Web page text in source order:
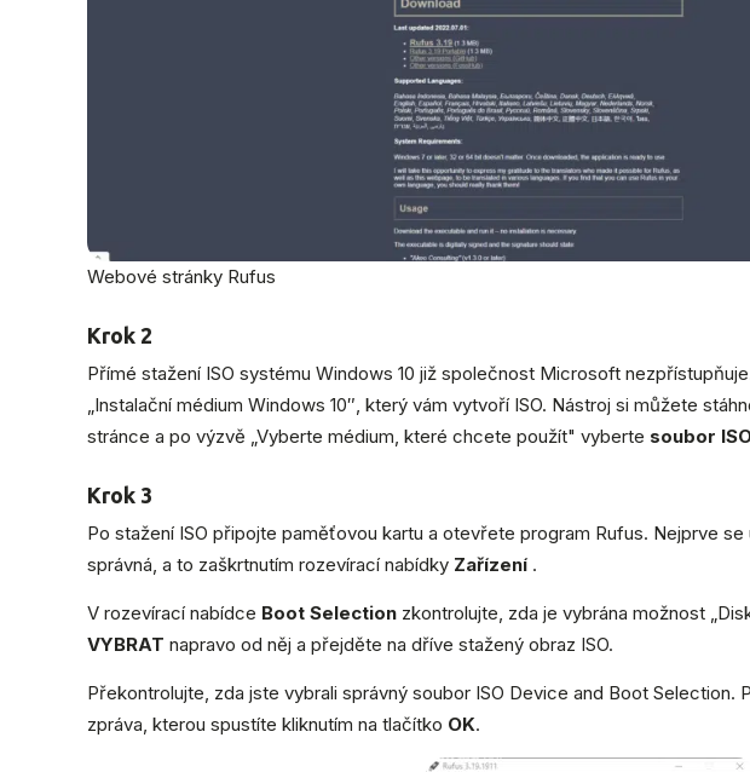
Webové stránky Rufus
Krok 2
Přímé stažení ISO systému Windows 10 již společnost Microsoft
„Instalační médium Windows 10″, který vám vytvoří ISO. Nástroj si můžete
stránce a po výzvě „Vyberte médium, které chcete použít" vyberte soubor
Krok 3
Po stažení ISO připojte paměťovou kartu a otevřete program Rufus. Nejprve
správná, a to zaškrtnutím rozevírací nabídky Zařízení .
V rozevírací nabídce Boot Selection zkontrolujte, zda je vybrána možnost
VYBRAT napravo od něj a přejděte na dříve stažený obraz ISO.
Překontrolujte, zda jste vybrali správný soubor ISO Device and Boot Selection.
zpráva, kterou spustíte kliknutím na tlačítko OK.